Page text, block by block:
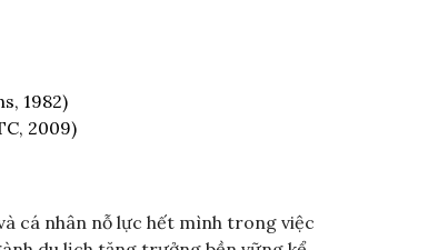
1982)
2009)
cá nhân nỗ lực hết mình trong việc